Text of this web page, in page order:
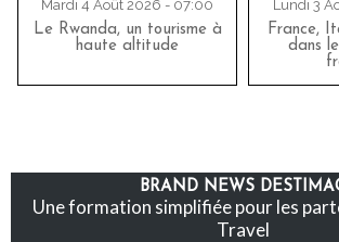
Mardi 4 Août 2026 - 07:00
Le Rwanda, un tourisme à
haute altitude
Lundi 3
France,
dans
BRAND NEWS
Une formation simplifiée pour les
Travel